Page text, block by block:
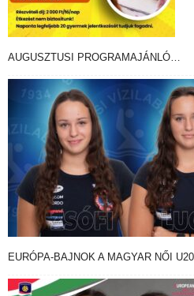
AUGUSZTUSI PROGRAMAJÁNLÓ…
EURÓPA-BAJNOK A MAGYAR NŐI